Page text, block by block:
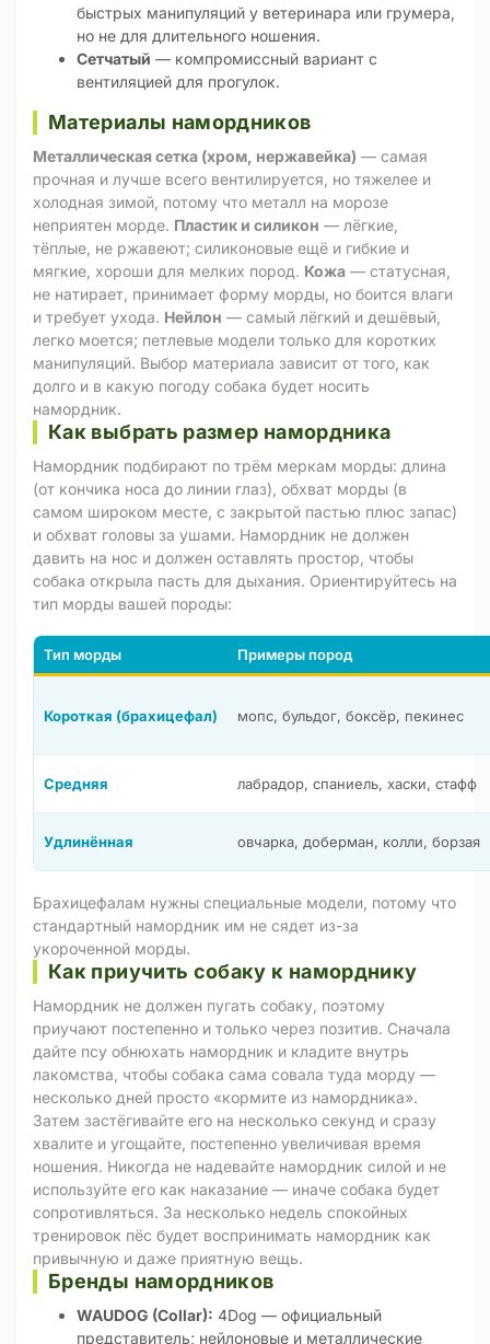
быстрых манипуляций у ветеринара или грумера,
но не для длительного ношения.
Сетчатый — компромиссный вариант с
вентиляцией для прогулок.
Материалы намордников
Металлическая сетка (хром, нержавейка) — самая
прочная и лучше всего вентилируется, но тяжелее и
холодная зимой, потому что металл на морозе
неприятен морде. Пластик и силикон — лёгкие,
тёплые, не ржавеют; силиконовые ещё и гибкие и
мягкие, хороши для мелких пород. Кожа — статусная,
не натирает, принимает форму морды, но боится влаги
и требует ухода. Нейлон — самый лёгкий и дешёвый,
легко моется; петлевые модели только для коротких
манипуляций. Выбор материала зависит от того, как
долго и в какую погоду собака будет носить
намордник.
Как выбрать размер намордника
Намордник подбирают по трём меркам морды: длина
(от кончика носа до линии глаз), обхват морды (в
самом широком месте, с закрытой пастью плюс запас)
и обхват головы за ушами. Намордник не должен
давить на нос и должен оставлять простор, чтобы
собака открыла пасть для дыхания. Ориентируйтесь на
тип морды вашей породы:
Тип морды Примеры пород
Короткая (брахицефал) мопс, бульдог, боксёр, пекинес
Средняя лабрадор, спаниель, хаски, стафф
Удлинённая овчарка, доберман, колли, борзая
Брахицефалам нужны специальные модели, потому что
стандартный намордник им не сядет из-за
укороченной морды.
Как приучить собаку к наморднику
Намордник не должен пугать собаку, поэтому
приучают постепенно и только через позитив. Сначала
дайте псу обнюхать намордник и кладите внутрь
лакомства, чтобы собака сама совала туда морду —
несколько дней просто «кормите из намордника».
Затем застёгивайте его на несколько секунд и сразу
хвалите и угощайте, постепенно увеличивая время
ношения. Никогда не надевайте намордник силой и не
используйте его как наказание — иначе собака будет
сопротивляться. За несколько недель спокойных
тренировок пёс будет воспринимать намордник как
привычную и даже приятную вещь.
Бренды намордников
WAUDOG (Collar): 4Dog — официальный
представитель; нейлоновые и металлические